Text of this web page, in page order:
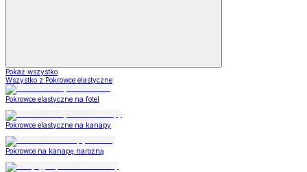
Pokaż wszystko
Wszystko z Pokrowce elastyczne
Pokrowce elastyczne na fotel
Pokrowce elastyczne na kanapy
Pokrowce na kanapę narożną